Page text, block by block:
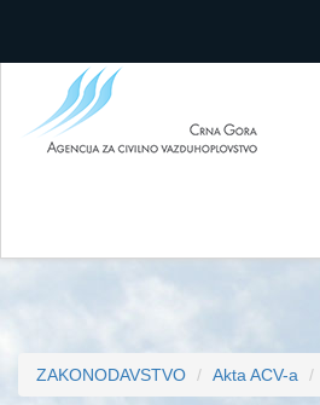
ZAKONODAVSTVO Akta ACV-a